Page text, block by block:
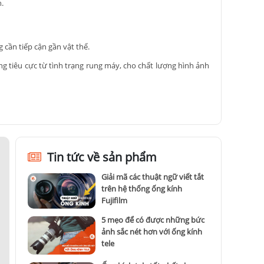
tiếp cận gần vật thể.
tiêu cực từ tình trạng rung máy, cho chất lượng hình ảnh
nghệ chống phản chiếu, giúp tạo ra hình ảnh sắc nét và
các sự kiện diễn ra nhanh chóng hoặc động vật hoang
xâm nhập vào ống kính. Một số mẫu ống kính còn có vỏ
và thậm chí cả nhiếp ảnh động vật hoang dã. Điều này
chất lượng tuyệt vời cho các nhiếp ảnh gia và người
nhiếp ảnh gia trên khắp thế giới. Đến với Kyma để khám
Tin tức về sản phẩm
Giải mã các thuật ngữ viết tắt
trên hệ thống ống kính
Fujifilm
5 mẹo để có được những bức
ảnh sắc nét hơn với ống kính
tele